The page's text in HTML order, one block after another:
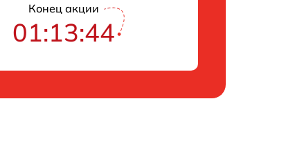
Конец акции
01:13:43